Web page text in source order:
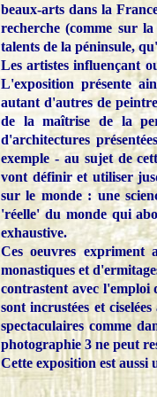
beaux-arts dans la
recherche (comme sur
talents de la péninsule,
Les artistes influençant
L'exposition présente
autant d'autres de
de la maîtrise de la
d'architectures
exemple - au sujet de
vont définir et utiliser
sur le monde : une
'réelle' du monde qui
exhaustive.
Ces oeuvres expriment
monastiques et
contrastent avec l'emploi
sont incrustées et
spectaculaires comme
photographie 3 ne peut
Cette exposition est aussi